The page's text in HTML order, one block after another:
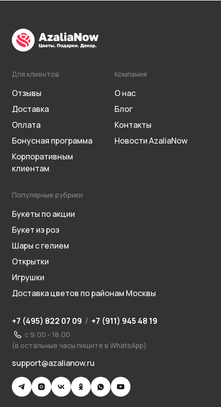
Для клиентов
Отзывы
Доставка
Оплата
Бонусная программа
Корпоративным
клиентам
Компания
О нас
Блог
Контакты
Новости AzaliaNow
Популярные рубрики
Букеты по акции
Букет из роз
Шары с гелием
Открытки
Игрушки
Доставка цветов по районам Москвы
+7 (495) 822 07 09 / +7 (911) 945 48 19
с 9:00 - 18:00
(в остальные часы пишите в WhatsApp)
support@azalianow.ru